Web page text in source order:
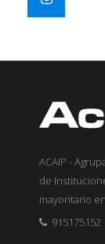
ACAIP -
de
mayoritario
915175152